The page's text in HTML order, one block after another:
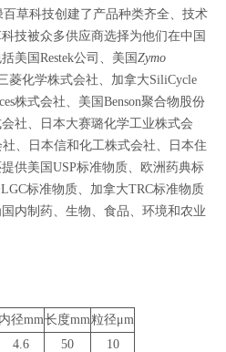
草科技创建了产品种类齐全、技术
技被众多供应商选择为他们在中国
美国 Restek公司、美国 Zymo
菱化学株式会社、加拿大SiliCycle
株式会社、美国Benson聚合物股份
社、日本大赛璐化学工业株式会
社、日本信和化工株式会社、日本住
供美国USP标准物质、欧洲药典标
标准物质、加拿大TRC标准物质
内制药、生物、食品、环境和农业
内径mm长度mm粒径μm
4.6 50 10